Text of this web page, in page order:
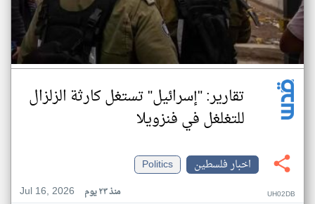
تقارير: "إسرائيل" تستغل كارثة الزلزال
للتغلغل في فنزويلا
اخبار فلسطين
Politics
Jul 16, 2026
منذ ٢٣ يوم UH02DB